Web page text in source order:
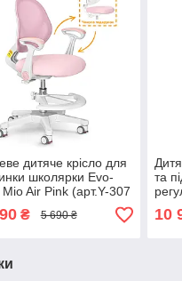
дитяче крісло для
школярки Evo-
Air Pink (арт.Y-307
підлокітниками
₴ 5 690 ₴
та
10